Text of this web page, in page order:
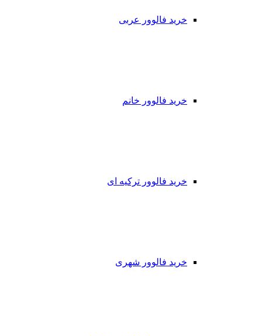
خرید فالوور عربی
خرید فالوور خانم
خرید فالوور ترکیه ای
خرید فالوور شهری